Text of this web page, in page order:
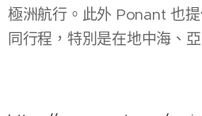
極洲航行。此外 Ponant 也
同行程，特別是在地中海、